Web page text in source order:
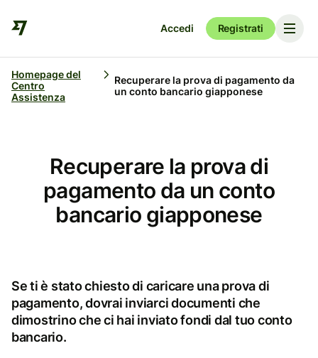
Accedi Registrati
Homepage del
Centro
Assistenza
Recuperare la prova di pagamento da
un conto bancario giapponese
Recuperare la prova di
pagamento da un conto
bancario giapponese
Se ti è stato chiesto di caricare una prova di
pagamento, dovrai inviarci documenti che
dimostrino che ci hai inviato fondi dal tuo conto
bancario.